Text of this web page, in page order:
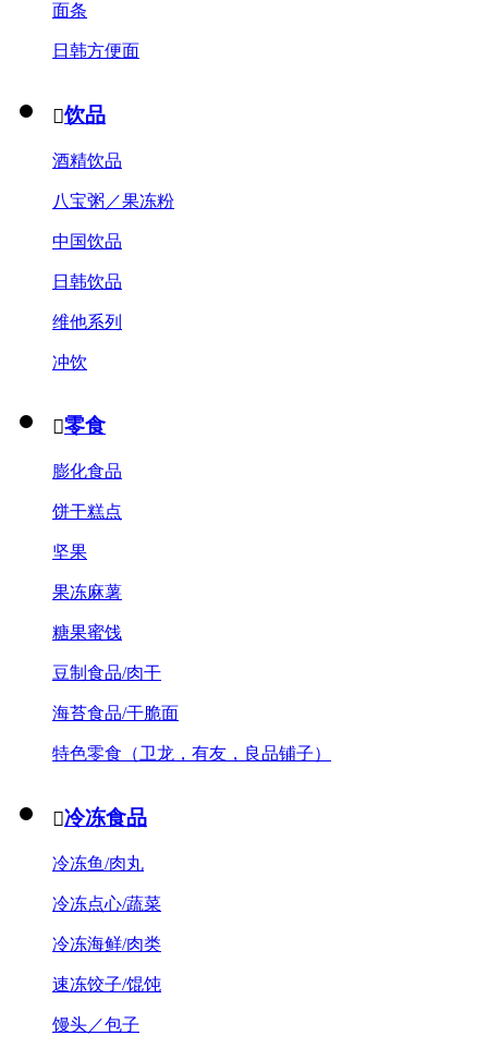
面条
日韩方便面
饮品
酒精饮品
八宝粥／果冻粉
中国饮品
日韩饮品
维他系列
冲饮
零食
膨化食品
饼干糕点
坚果
果冻麻薯
糖果蜜饯
豆制食品/肉干
海苔食品/干脆面
特色零食（卫龙，有友，良品铺子）
冷冻食品
冷冻鱼/肉丸
冷冻点心/蔬菜
冷冻海鲜/肉类
速冻饺子/馄饨
馒头／包子